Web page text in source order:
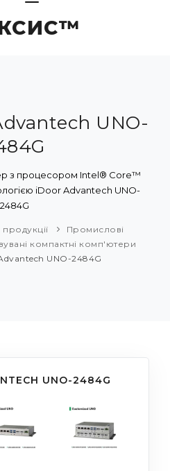
UNO-
з процесором Intel® Core™
iDoor Advantech UNO-
2484G
Промислові
компактні комп'ютери
UNO-2484G
UNO-2484G